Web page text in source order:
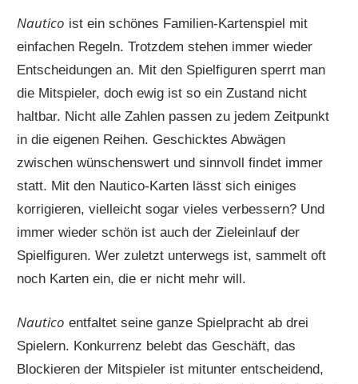
Nautico ist ein schönes Familien-Kartenspiel mit
einfachen Regeln. Trotzdem stehen immer wieder
Entscheidungen an. Mit den Spielfiguren sperrt man
die Mitspieler, doch ewig ist so ein Zustand nicht
haltbar. Nicht alle Zahlen passen zu jedem Zeitpunkt
in die eigenen Reihen. Geschicktes Abwägen
zwischen wünschenswert und sinnvoll findet immer
statt. Mit den Nautico-Karten lässt sich einiges
korrigieren, vielleicht sogar vieles verbessern? Und
immer wieder schön ist auch der Zieleinlauf der
Spielfiguren. Wer zuletzt unterwegs ist, sammelt oft
noch Karten ein, die er nicht mehr will.
Nautico entfaltet seine ganze Spielpracht ab drei
Spielern. Konkurrenz belebt das Geschäft, das
Blockieren der Mitspieler ist mitunter entscheidend,